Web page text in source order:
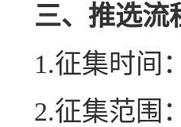
三、推选流
1.征集时间
2.征集范围